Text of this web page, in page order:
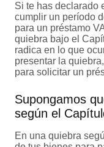
Si te has declarado
cumplir un período
para un préstamo
quiebra bajo el
radica en lo que
presentar la
para solicitar un
Supongamos
según el
En una quiebra